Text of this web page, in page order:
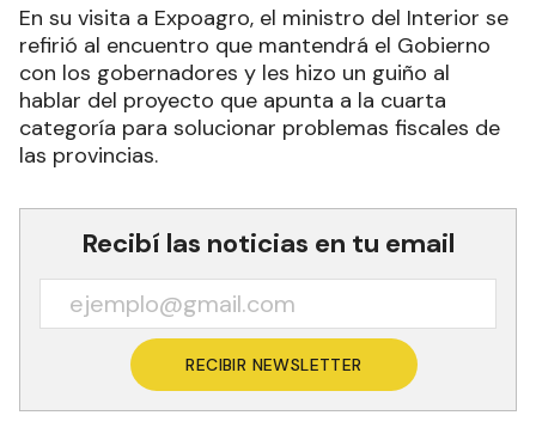
En su visita a Expoagro, el ministro del Interior se
refirió al encuentro que mantendrá el Gobierno
con los gobernadores y les hizo un guiño al
hablar del proyecto que apunta a la cuarta
categoría para solucionar problemas fiscales de
las provincias.
Recibí las noticias en tu email
RECIBIR NEWSLETTER